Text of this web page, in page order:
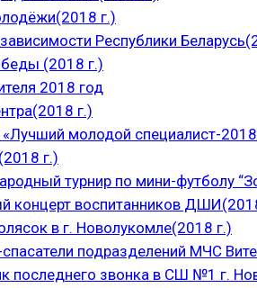
г.)
Республики
(2018 г.)
2018 год
г.)
«Лучший молодой специалист-
г.)
турнир по мини-футболу
концерт воспитанников
в г. Новолукомле(2018 г.)
подразделений МЧС
последнего звонка в СШ №1 г.